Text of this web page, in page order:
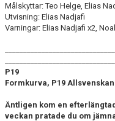
Målskyttar: Teo Helge, Elias
Utvisning: Elias Nadjafi
Varningar: Elias Nadjafi x2,
P19
Formkurva, P19
Äntligen kom en
veckan pratade du om